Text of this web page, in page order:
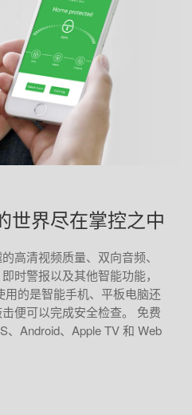
世界尽在掌控之中
高清视频质量、双向音频、
时警报以及其他智能功能，
的是智能手机、平板电脑还
便可以完成安全检查。 免费
、Android、Apple TV 和 Web